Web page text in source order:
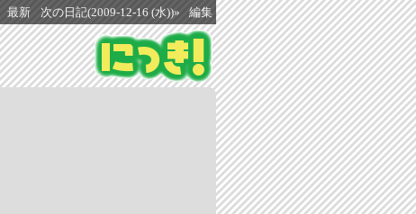
最新 次の日記(2009-12-16 (水))» 編集